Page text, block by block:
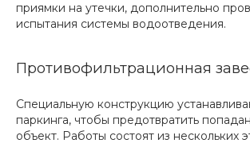
приямки на утечки, дополнительно
испытания системы водоотведения.
Противофильтрационная
Специальную конструкцию
паркинга, чтобы предотвратить
объект. Работы состоят из нескольких